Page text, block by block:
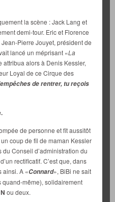
la scène : Jack Lang et
demi-tour. Eric et Florence
Jean-Pierre Jouyet, président de
lancé un méprisant «La
attribua alors à Denis Kessler,
Loyal de ce Cirque des
derentrer, tu reçois
de personne et fit aussitôt
coup de fil de maman Kessler
Conseil d’administration du
rectificatif. C’est que, dans
ainsi. A «Connard», BiBi ne sait
même), solidairement
N ou deux.